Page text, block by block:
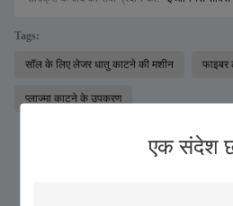
एक संदेश
Tags:
सॉल के लिए लेजर धातु काटने की मशीन
प्लाज्मा काटने के उपकरण